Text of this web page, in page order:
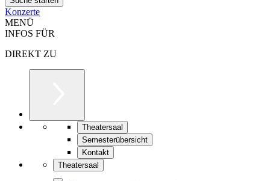
Konzerte
MENÜ
INFOS FÜR
DIREKT ZU
Theatersaal
Semesterübersicht
Kontakt
Theatersaal